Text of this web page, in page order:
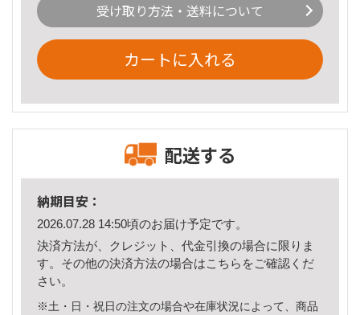
受け取り方法・送料について
カートに入れる
配送する
納期目安：
2026.07.28 14:50頃のお届け予定です。
決済方法が、クレジット、代金引換の場合に限りま
す。その他の決済方法の場合はこちら をご確認くだ
さい。
※土・日・祝日の注文の場合や在庫状況によって、商品